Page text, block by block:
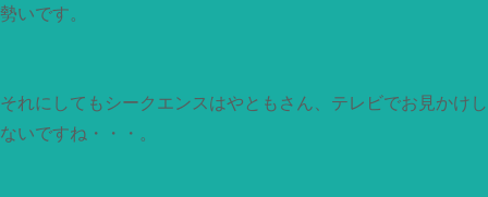
勢いです。
それにしてもシークエンスはやともさん、テレビでお見かけし
ないですね・・・。